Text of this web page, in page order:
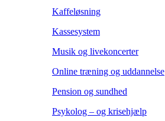
Kaffeløsning
Kassesystem
Musik og livekoncerter
Online træning og uddannelse
Pension og sundhed
Psykolog – og krisehjælp